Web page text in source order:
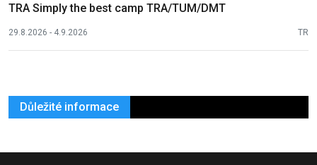
TRA Simply the best camp TRA/TUM/DMT
29.8.2026 - 4.9.2026 TR
Důležité informace